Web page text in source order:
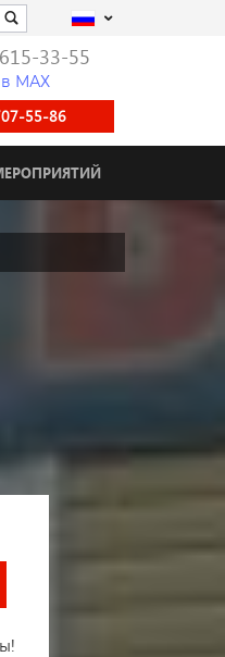
33-55
в МАХ
55-86